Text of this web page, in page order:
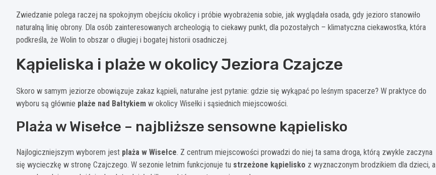
Zwiedzanie polega raczej na spokojnym obejściu okolicy i próbie wyobrażenia sobie, jak wyglądała osada, gdy jezioro stanowiło
naturalną linię obrony. Dla osób zainteresowanych archeologią to ciekawy punkt, dla pozostałych – klimatyczna ciekawostka, która
podkreśla, że Wolin to obszar o długiej i bogatej historii osadniczej.
Kąpieliska i plaże w okolicy Jeziora Czajcze
Skoro w samym jeziorze obowiązuje zakaz kąpieli, naturalne jest pytanie: gdzie się wykąpać po leśnym spacerze? W praktyce do
wyboru są głównie plaże nad Bałtykiem w okolicy Wisełki i sąsiednich miejscowości.
Plaża w Wisełce – najbliższe sensowne kąpielisko
Najlogiczniejszym wyborem jest plaża w Wisełce. Z centrum miejscowości prowadzi do niej ta sama droga, którą zwykle zaczyna
się wycieczkę w stronę Czajczego. W sezonie letnim funkcjonuje tu strzeżone kąpielisko z wyznaczonym brodzikiem dla dzieci, a